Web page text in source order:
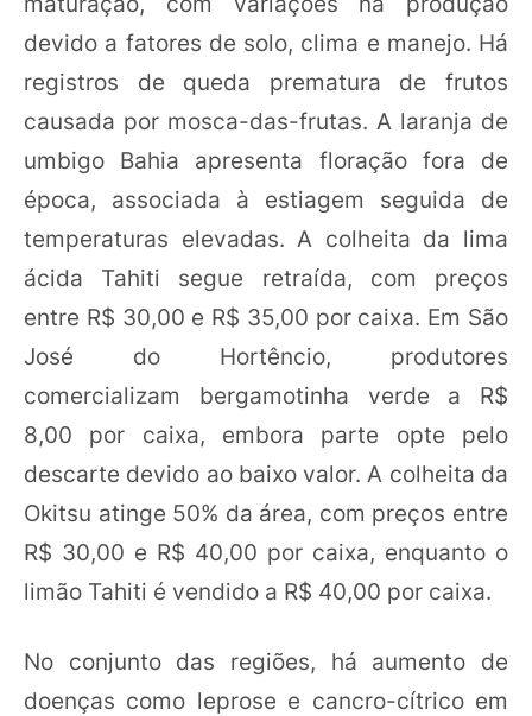
devido a fatores de solo, clima e manejo. Há
registros de queda prematura de frutos
causada por mosca-das-frutas. A laranja de
umbigo Bahia apresenta floração fora de
época, associada à estiagem seguida de
temperaturas elevadas. A colheita da lima
ácida Tahiti segue retraída, com preços
entre R$ 30,00 e R$ 35,00 por caixa. Em São
José do Hortêncio, produtores
comercializam bergamotinha verde a R$
8,00 por caixa, embora parte opte pelo
descarte devido ao baixo valor. A colheita da
Okitsu atinge 50% da área, com preços entre
R$ 30,00 e R$ 40,00 por caixa, enquanto o
limão Tahiti é vendido a R$ 40,00 por caixa.
No conjunto das regiões, há aumento de
doenças como leprose e cancro-cítrico em